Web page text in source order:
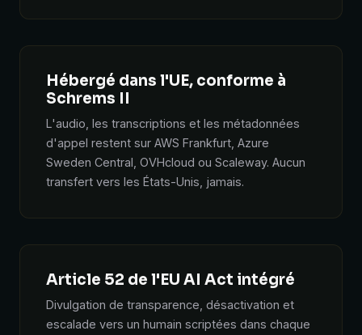
Hébergé dans l'UE, conforme à
Schrems II
L'audio, les transcriptions et les métadonnées
d'appel restent sur AWS Frankfurt, Azure
Sweden Central, OVHcloud ou Scaleway. Aucun
transfert vers les États-Unis, jamais.
Article 52 de l'EU AI Act intégré
Divulgation de transparence, désactivation et
escalade vers un humain scriptées dans chaque